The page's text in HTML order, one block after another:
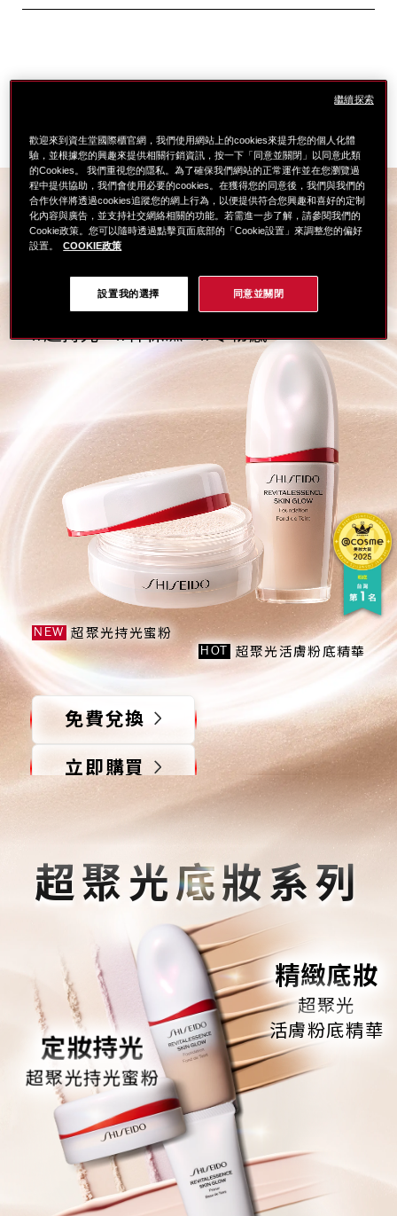
以光修飾 鎖水貼膚
輕盈持光12
首創玻尿酸持光粉末 搭載七色珍珠光學
#超持光 #神保濕 #零粉感
免費兌換
立即購買
NEW 超聚光持光蜜粉
HOT 超聚光活膚粉底精華
超聚光底妝系列
精緻底妝
超聚光
活膚粉底精華
定妝持光
超聚光持光蜜粉
歡迎來到資生堂國際櫃官網，我們使用網站上的cookies來提升您的個人化體
驗，並根據您的興趣來提供相關行銷資訊，按一下「同意並關閉」以同意此類
的Cookies。 我們重視您的隱私。為了確保我們網站的正常運作並在您瀏覽過
程中提供協助，我們會使用必要的cookies。在獲得您的同意後，我們與我們的
合作伙伴將透過cookies追蹤您的網上行為，以便提供符合您興趣和喜好的定制
化內容與廣告，並支持社交網絡相關的功能。若需進一步了解，請參閱我們的
Cookie政策。您可以隨時透過點擊頁面底部的「Cookie設置」來調整您的偏好
設置。
COOKIE政策
設置我的選擇 同意並關閉
繼續探索